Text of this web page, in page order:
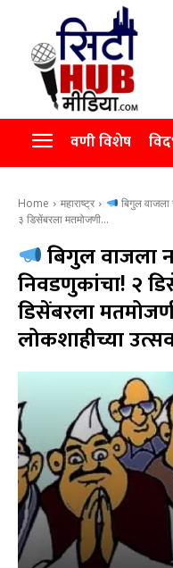
रियल इस्टेट
Videos
Agro
वणी विशेष
Home महाराष्ट्र
बिगुल वाजला
३ डिसेंबरला मतमोजणी...
बिगुल वाजला
निवडणुकांचा! २
डिसेंबरला
लोकशाहीच्या